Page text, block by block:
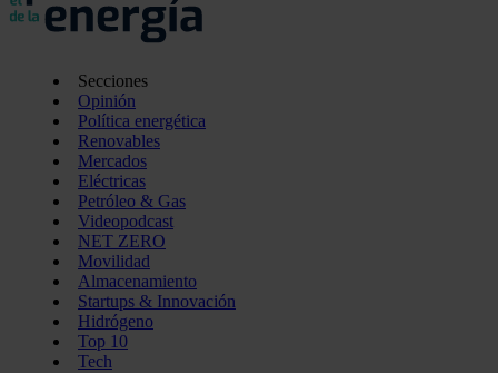
Secciones
Opinión
Política energética
Renovables
Mercados
Eléctricas
Petróleo & Gas
Videopodcast
NET ZERO
Movilidad
Almacenamiento
Startups & Innovación
Hidrógeno
Top 10
Tech